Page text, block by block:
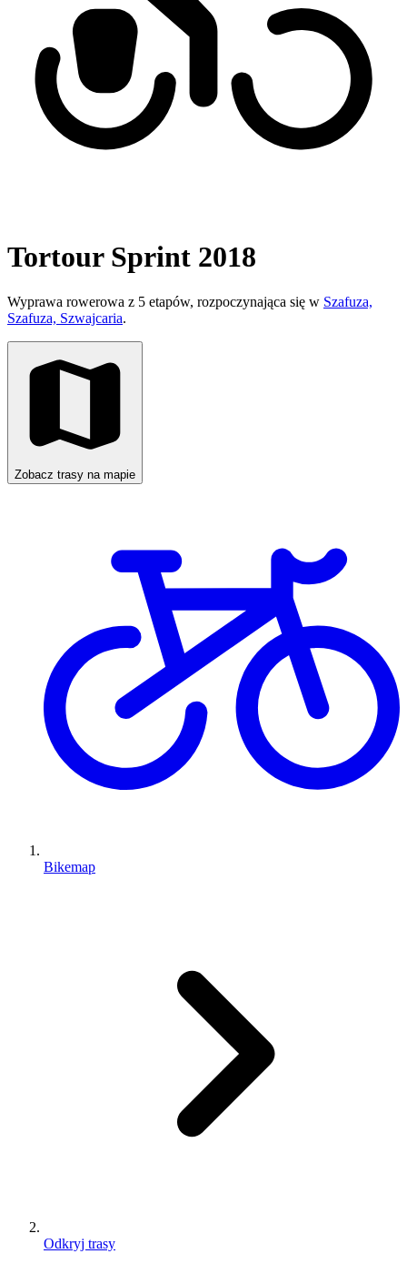
Tortour Sprint 2018
Wyprawa rowerowa z 5 etapów, rozpoczynająca się w Szafuza,
Szafuza, Szwajcaria.
Zobacz trasy na mapie
Bikemap
Odkryj trasy